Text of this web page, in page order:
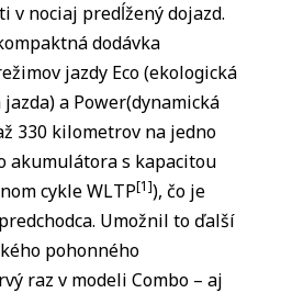
nociaj predĺžený dojazd.
dodávka
jazdy Eco (ekologická
a Power(dynamická
330 kilometrov na jedno
akumulátora s kapacitou
cykle WLTP[1]), čo je
Umožnil to ďalší
pohonného
raz v modeli Combo – aj